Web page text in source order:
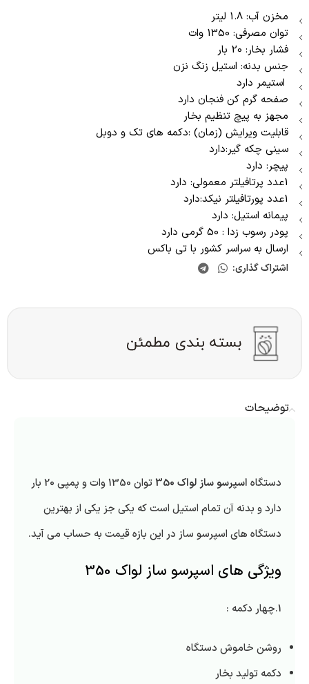
مخزن آب: 1.8 لیتر
توان مصرفی: 1350 وات
فشار بخار: 20 بار
جنس بدنه: استیل زنگ نزن
استیمر دارد
صفحه گرم کن فنجان دارد
مجهز به پیچ تنظیم بخار
قابلیت ویرایش (زمان) :دکمه های تک و دوبل
سینی چکه گیر:دارد
پیچر: دارد
1عدد پرتافیلتر معمولی: دارد
1عدد پورتافیلتر نیکد:دارد
پیمانه استیل: دارد
پودر رسوب زدا : 50 گرمی دارد
ارسال به سراسر کشور با تی باکس
اشتراک گذاری:
توضیحات
دستگاه اسپرسو ساز لواک 350
توان 1350 وات و پمپی 20 بار
دارد و بدنه آن تمام استیل است که یکی جز یکی از بهترین
دستگاه های اسپرسو ساز در این بازه قیمت به حساب می آید.
ویژگی های اسپرسو ساز لواک 350
1.چهار دکمه :
روشن خاموش دستگاه
دکمه تولید بخار